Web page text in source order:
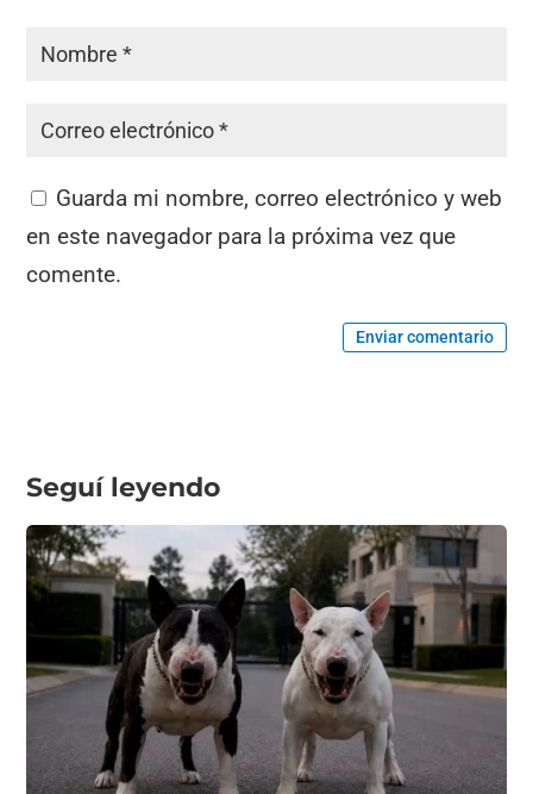
Guarda mi nombre, correo electrónico y web
en este navegador para la próxima vez que
comente.
Enviar comentario
Seguí leyendo